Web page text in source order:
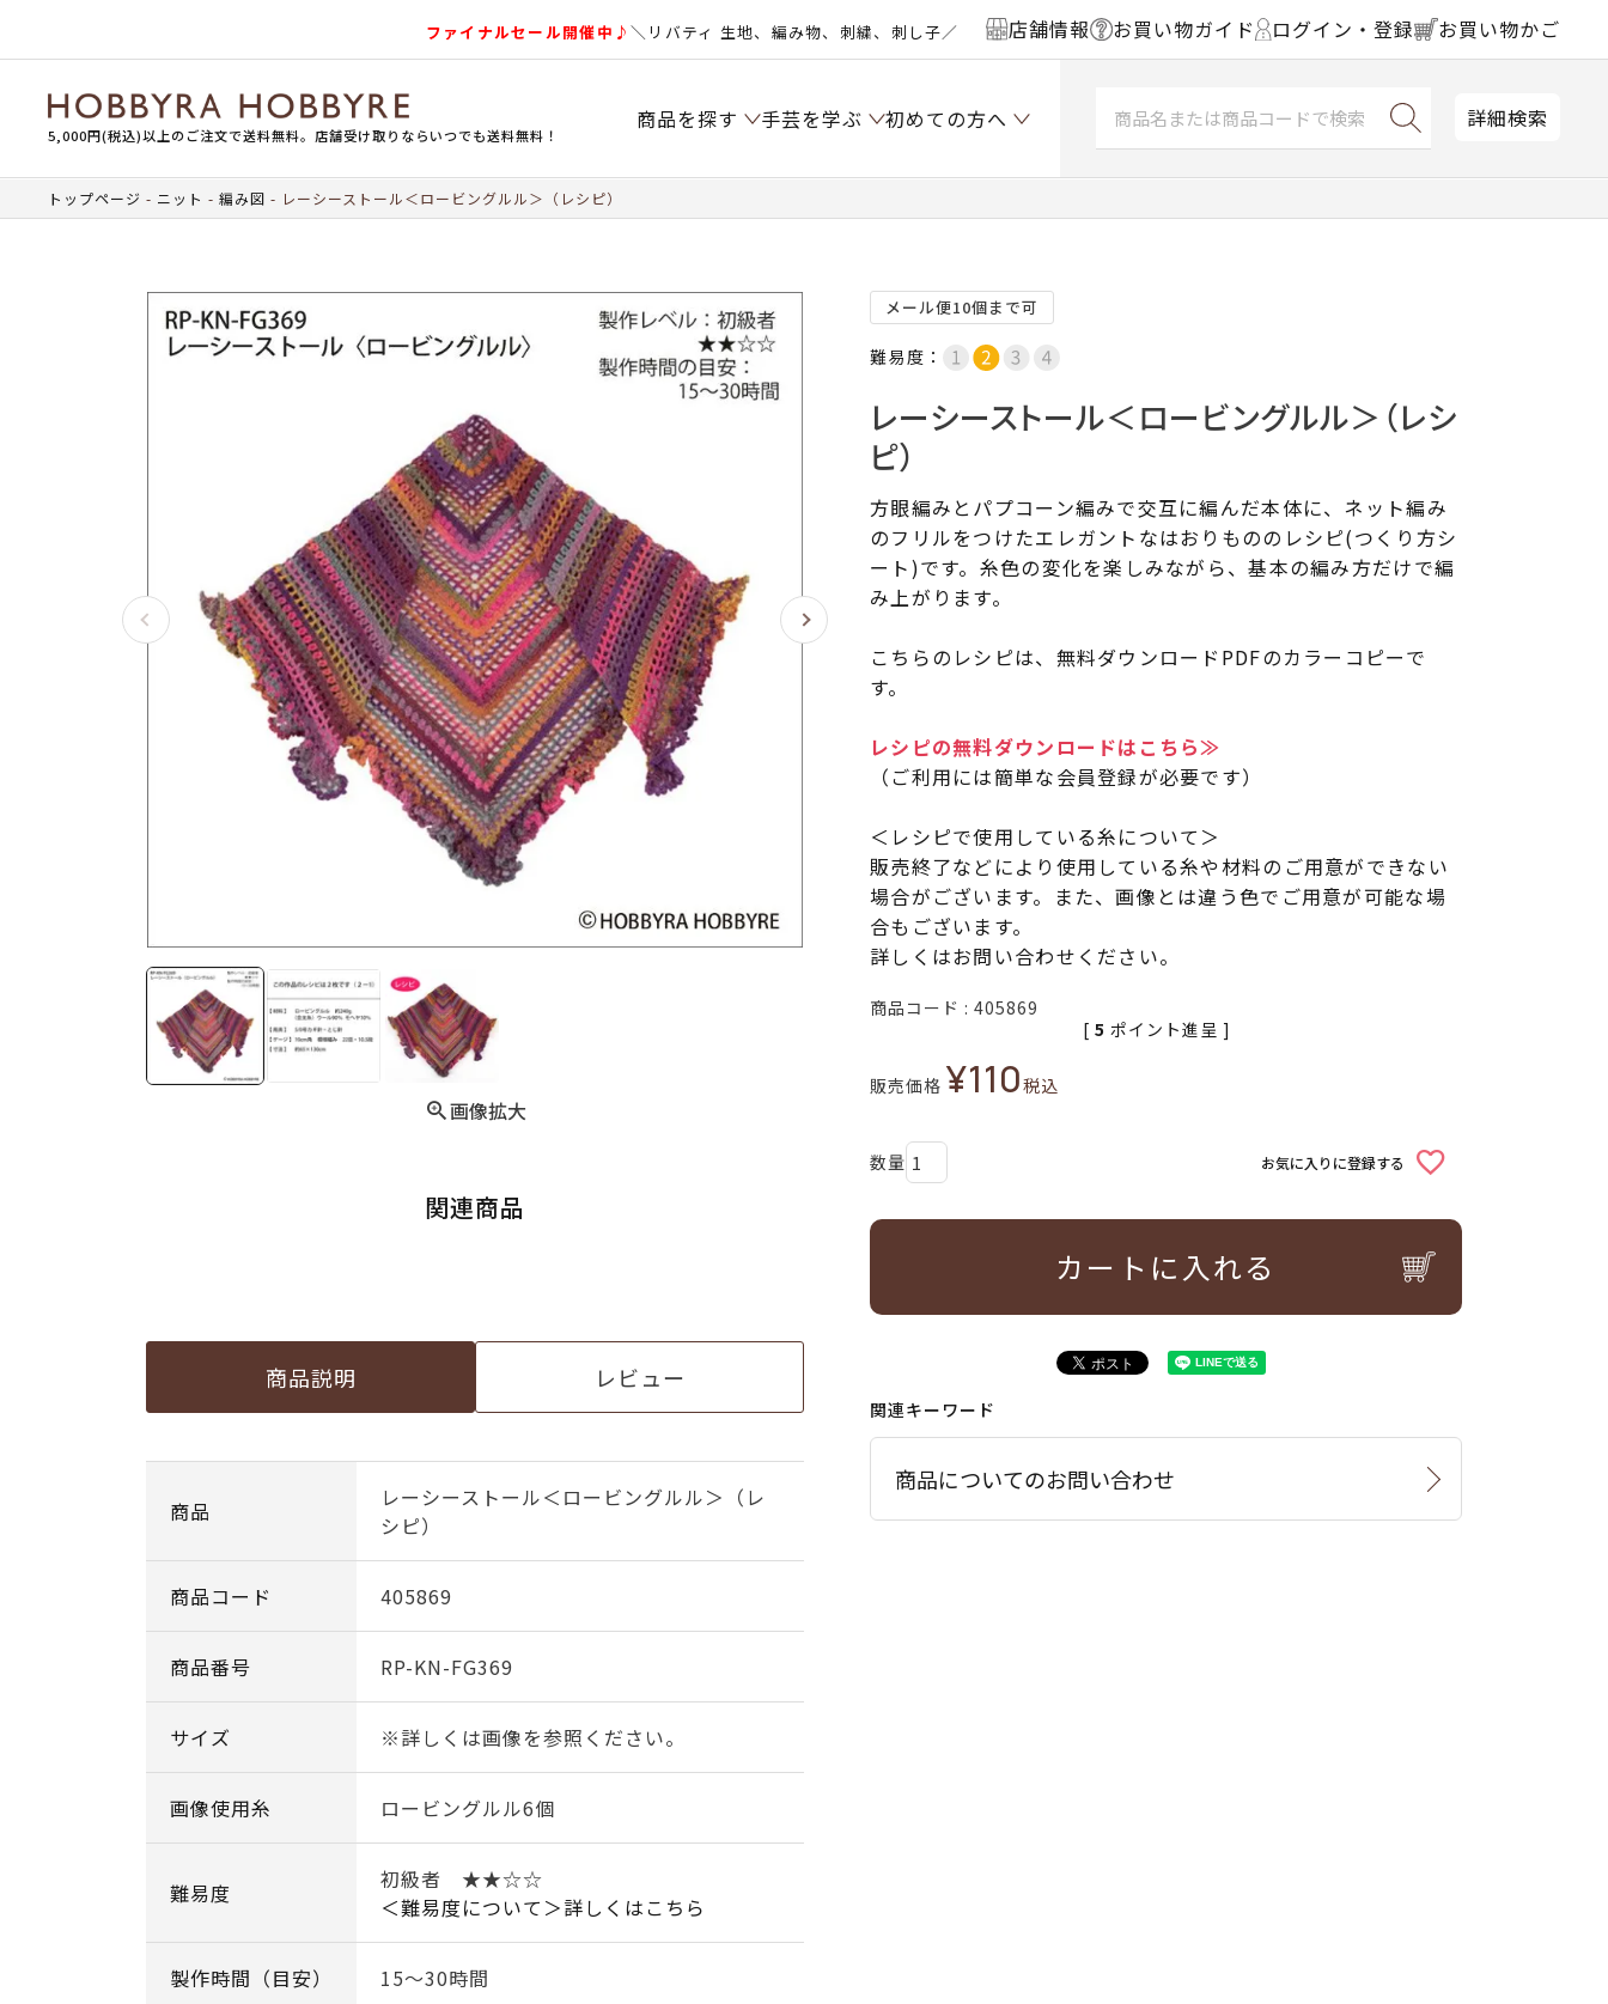
ファイナルセール開催中♪＼リバティ 生地、編み物、刺繍、刺し子／ 店舗情報 お買い物ガイド ログイン・登録 お買い物かご
5,000円(税込)以上のご注文で送料無料。店舗受け取りならいつでも送料無料！
商品を探す 手芸を学ぶ 初めての方へ 詳細検索
トップページ ニット 編み図 レーシーストール＜ロービングルル＞（レシピ）
画像拡大
関連商品
商品説明 レビュー
商品
レーシーストール＜ロービングルル＞（レ
シピ）
商品コード 405869
商品番号 RP-KN-FG369
サイズ ※詳しくは画像を参照ください。
画像使用糸 ロービングルル6個
難易度
初級者 ★★☆☆
＜難易度について＞詳しくはこちら
製作時間（目安） 15～30時間
メール便10個まで可
難易度：
レーシーストール＜ロービングルル＞（レシ
ピ）
方眼編みとパプコーン編みで交互に編んだ本体に、ネット編み
のフリルをつけたエレガントなはおりもののレシピ(つくり方シ
ート)です。糸色の変化を楽しみながら、基本の編み方だけで編
み上がります。
こちらのレシピは、無料ダウンロードPDFのカラーコピーで
す。
レシピの無料ダウンロードはこちら≫
（ご利用には簡単な会員登録が必要です）
＜レシピで使用している糸について＞
販売終了などにより使用している糸や材料のご用意ができない
場合がございます。また、画像とは違う色でご用意が可能な場
合もございます。
詳しくはお問い合わせください。
商品コード 405869
販売価格 ¥110税込
[ 5 ポイント進呈 ]
お気に入りに登録する
カートに入れる
関連キーワード
商品についてのお問い合わせ